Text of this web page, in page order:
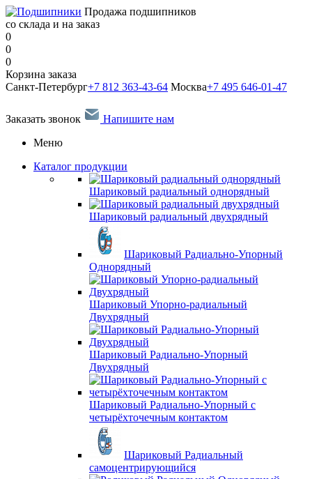
Продажа подшипников
со склада и на заказ
0
0
0
Корзина заказа
Санкт-Петербург+7 812 363-43-64 Москва+7 495 646-01-47
Заказать звонок
Напишите нам
Меню
Каталог продукции
Шариковый радиальный однорядный
Шариковый радиальный двухрядный
Шариковый Радиально-Упорный
Однорядный
Шариковый Упорно-радиальный
Двухрядный
Шариковый Радиально-Упорный
Двухрядный
Шариковый Радиально-Упорный с
четырёхточечным контактом
Шариковый Радиальный
самоцентрирующийся